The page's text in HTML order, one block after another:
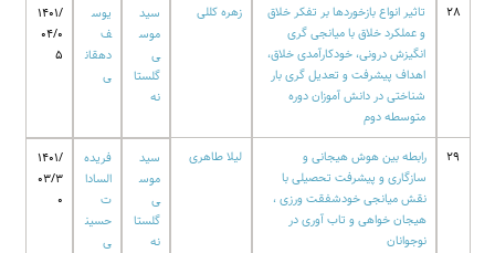
28
تاثیر انواع بازخوردها بر تفکر خلاق
و عملکرد خلاق با میانجی گری
انگیزش درونی، خودکارآمدی خلاق،
اهداف پیشرفت و تعدیل گری بار
شناختی در دانش آموزان دوره
متوسطه دوم
زهره کللی
سید
موس
ی
گلستا
نه
یوس
ف
دهقان
ی
1401/
04/0
5
29
رابطه بین هوش هیجانی و
سازگاری و پیشرفت تحصیلی با
نقش میانجی خودشفقت ورزی ،
هیجان خواهی و تاب آوری در
نوجوانان
لیلا طاهری
سید
موس
ی
گلستا
نه
فریده
السادا
ت
حسین
ی
1401/
03/3
0